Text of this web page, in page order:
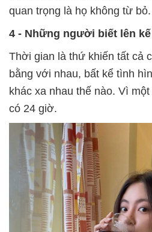
quan trọng là họ không từ bỏ.
4 - Những người biết lên
Thời gian là thứ khiến tất cả
bằng với nhau, bất kể tình
khác xa nhau thế nào. Vì
có 24 giờ.